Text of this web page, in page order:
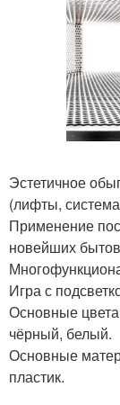
Эстетичное
(лифты,
Применение
новейших
Игра с
Основные
чёрный, белый.
Основные
пластик.